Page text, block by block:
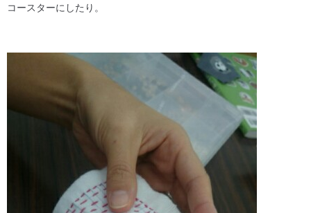
コースターにしたり。